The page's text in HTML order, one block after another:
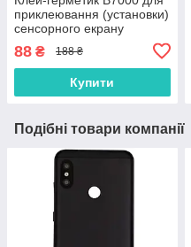
приклеювання (установки)
сенсорного екрану
(модуля) 15 мл
88 ₴ 188 ₴
Купити
Подібні товари компанії